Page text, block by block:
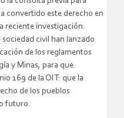
convertido este derecho en
reciente investigación.
sociedad civil han lanzado
de los reglamentos
y Minas, para que
169 de la OIT : que la
de los pueblos
futuro.